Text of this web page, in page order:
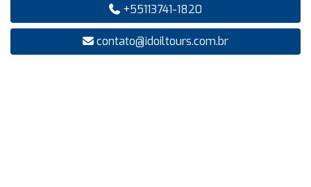
+55113741-1820
contato@idoiltours.com.br